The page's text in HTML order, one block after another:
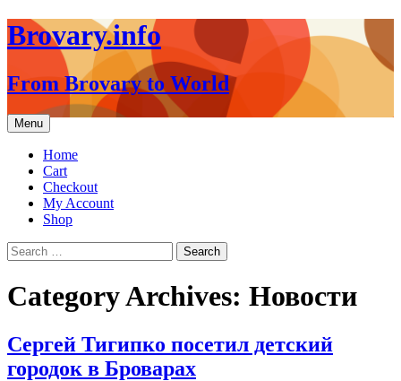
Brovary.info
From Brovary to World
Menu Skip
to
content
Home
Cart
Checkout
My Account
Shop
Search
for:
Category Archives: Новости
Сергей Тигипко посетил детский
городок в Броварах